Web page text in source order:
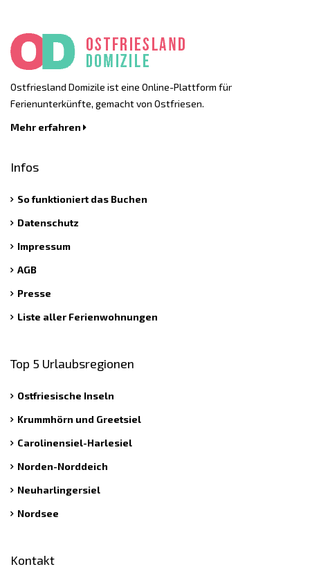
Ostfriesland Domizile ist eine Online-Plattform für
Ferienunterkünfte, gemacht von Ostfriesen.
Mehr erfahren
Infos
So funktioniert das Buchen
Datenschutz
Impressum
AGB
Presse
Liste aller Ferienwohnungen
Top 5 Urlaubsregionen
Ostfriesische Inseln
Krummhörn und Greetsiel
Carolinensiel-Harlesiel
Norden-Norddeich
Neuharlingersiel
Nordsee
Kontakt